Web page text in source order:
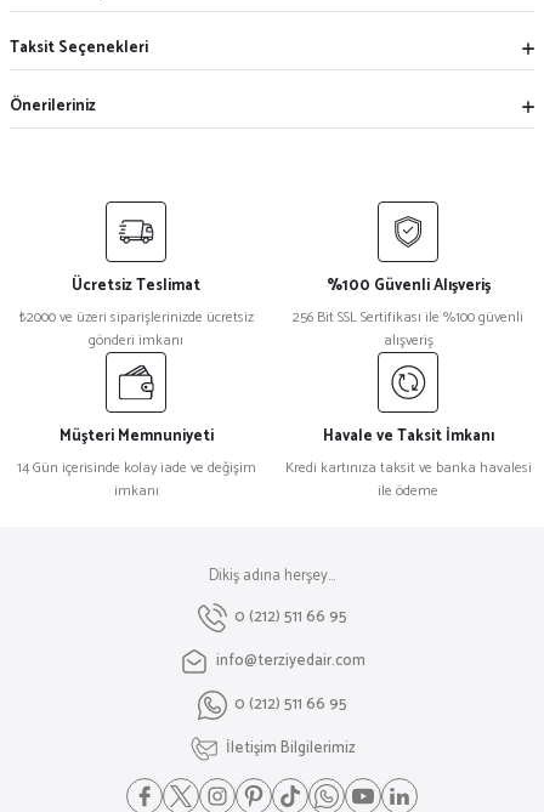
Taksit Seçenekleri
Önerileriniz
Ücretsiz Teslimat
₺2000 ve üzeri siparişlerinizde ücretsiz
gönderi imkanı
%100 Güvenli Alışveriş
256 Bit SSL Sertifikası ile %100 güvenli
alışveriş
Müşteri Memnuniyeti
14 Gün içerisinde kolay iade ve değişim
imkanı
Havale ve Taksit İmkanı
Kredi kartınıza taksit ve banka havalesi
ile ödeme
Dikiş adına herşey...
0 (212) 511 66 95
info@terziyedair.com
0 (212) 511 66 95
İletişim Bilgilerimiz